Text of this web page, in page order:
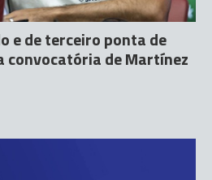
e de terceiro ponta de
convocatória de Martínez